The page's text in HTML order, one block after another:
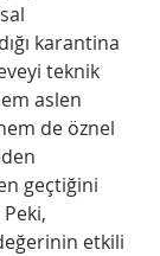
karantina
teknik
aslen
de öznel
geçtiğini
etkili